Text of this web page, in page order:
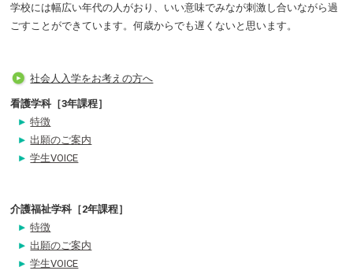
学校には幅広い年代の人がおり、いい意味でみなが刺激し合いながら過
ごすことができています。何歳からでも遅くないと思います。
社会人入学をお考えの方へ
看護学科［3年課程］
特徴
出願のご案内
学生VOICE
介護福祉学科［2年課程］
特徴
出願のご案内
学生VOICE